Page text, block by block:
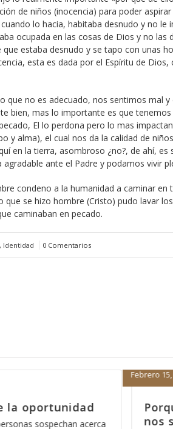
de niños (inocencia) para poder
lo hacia, habitaba desnudo y no
ocupada en las cosas de Dios y no las
estaba desnudo y se tapo con unas
esta es dada por el Espíritu de
que no es adecuado, nos sentimos mal
bien, mas lo importante es que
El lo perdona pero lo mas
y alma), el cual nos da la calidad de
en la tierra, asombroso ¿no?, de ahí, es
ante el Padre y podamos vivir
condeno a la humanidad a caminar en
se hizo hombre (Cristo) pudo lavar
caminaban en pecado.
, Identidad 0 Comentarios
orar pa’dentro no